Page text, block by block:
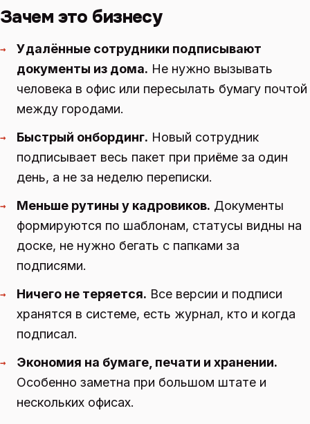
Зачем это бизнесу
→
Удалённые сотрудники подписывают
документы из дома. Не нужно вызывать
человека в офис или пересылать бумагу почтой
между городами.
→ Быстрый онбординг. Новый сотрудник
подписывает весь пакет при приёме за один
день, а не за неделю переписки.
→ Меньше рутины у кадровиков. Документы
формируются по шаблонам, статусы видны на
доске, не нужно бегать с папками за
подписями.
→ Ничего не теряется. Все версии и подписи
хранятся в системе, есть журнал, кто и когда
подписал.
→
Экономия на бумаге, печати и хранении.
Особенно заметна при большом штате и
нескольких офисах.